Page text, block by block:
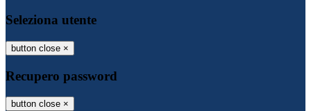
Seleziona utente
button close ×
Recupero password
button close ×